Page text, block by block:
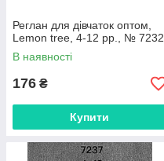
Реглан для дівчаток оптом,
Lemon tree, 4-12 рр., № 7232
В наявності
176 ₴
Купити